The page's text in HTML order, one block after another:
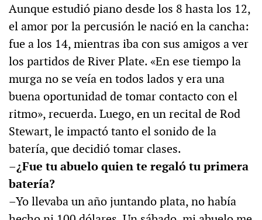
Aunque estudió piano desde los 8 hasta los 12,
el amor por la percusión le nació en la cancha:
fue a los 14, mientras iba con sus amigos a ver
los partidos de River Plate. «En ese tiempo la
murga no se veía en todos lados y era una
buena oportunidad de tomar contacto con el
ritmo», recuerda. Luego, en un recital de Rod
Stewart, le impactó tanto el sonido de la
batería, que decidió tomar clases.
–¿Fue tu abuelo quien te regaló tu primera
batería?
–Yo llevaba un año juntando plata, no había